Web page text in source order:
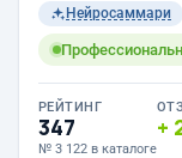
Нейросаммари
РЕЙТИНГ
347
№ 3 122 в каталоге